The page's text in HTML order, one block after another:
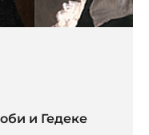
и Гедеке